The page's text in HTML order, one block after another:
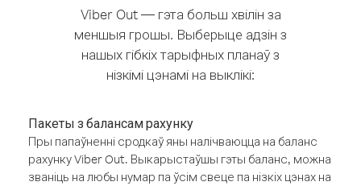
Viber Out — гэта больш хвілін за
меншыя грошы. Выберыце адзін з
нашых гібкіх тарыфных планаў з
нізкімі цэнамі на выклікі:
Пакеты з балансам рахунку
Пры папаўненні сродкаў яны налічваюцца на баланс
рахунку Viber Out. Выкарыстаўшы гэты баланс, можна
званіць на любы нумар па ўсім свеце па нізкіх цэнах на